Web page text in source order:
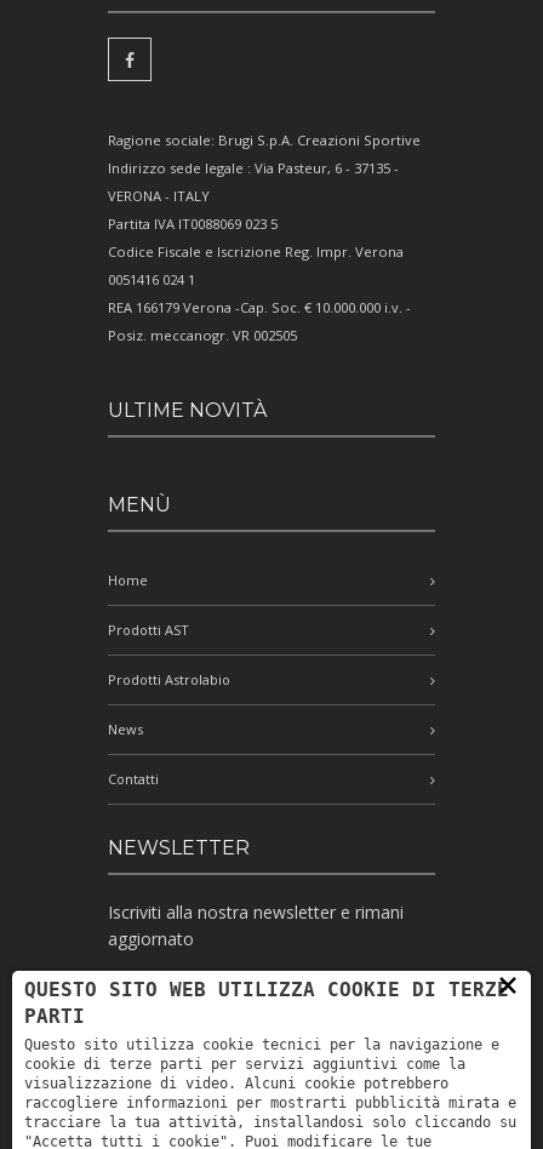
Ragione sociale: Brugi S.p.A. Creazioni Sportive
Indirizzo sede legale : Via Pasteur, 6 - 37135 -
VERONA - ITALY
Partita IVA IT0088069 023 5
Codice Fiscale e Iscrizione Reg. Impr. Verona
0051416 024 1
REA 166179 Verona -Cap. Soc. € 10.000.000 i.v. -
Posiz. meccanogr. VR 002505
ULTIME NOVITÀ
MENÙ
Home
Prodotti AST
Prodotti Astrolabio
News
Contatti
NEWSLETTER
Iscriviti alla nostra newsletter e rimani
aggiornato
Ho letto l'informativa e autorizzo il
trattamento dei miei dati personali per le
finalità ivi indicate *
×
QUESTO SITO WEB UTILIZZA COOKIE DI TERZE
PARTI
Questo sito utilizza cookie tecnici per la navigazione e
cookie di terze parti per servizi aggiuntivi come la
visualizzazione di video. Alcuni cookie potrebbero
raccogliere informazioni per mostrarti pubblicità mirata e
tracciare la tua attività, installandosi solo cliccando su
"Accetta tutti i cookie". Puoi modificare le tue